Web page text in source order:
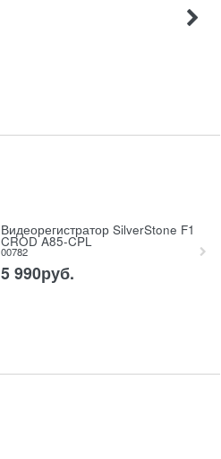
Видеорегистратор SilverStone F1
CROD A85-CPL
00782
5 990руб.